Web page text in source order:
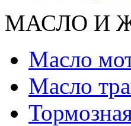
МАСЛО И
Масло
Масло